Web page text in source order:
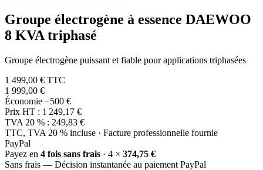
Groupe électrogène à essence DAEWOO
8 KVA triphasé
Groupe électrogène puissant et fiable pour applications triphasées
1 499,00 € TTC
1 999,00 €
Économie −500 €
Prix HT : 1 249,17 €
TVA 20 % : 249,83 €
TTC, TVA 20 % incluse · Facture professionnelle fournie
PayPal
Payez en 4 fois sans frais · 4 × 374,75 €
Sans frais — Décision instantanée au paiement PayPal